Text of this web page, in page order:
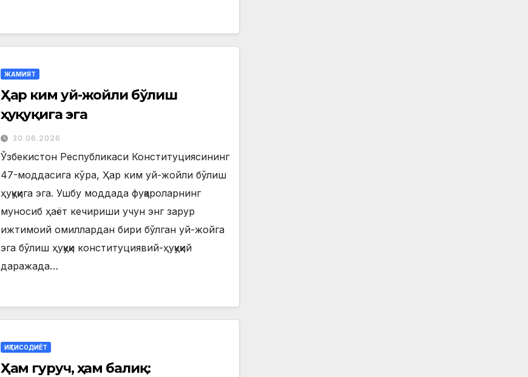
ЖАМИЯТ
Ҳар ким уй-жойли бўлиш
ҳуқуқига эга
30.06.2026
Ўзбекистон Республикаси Конституциясининг
47-моддасига кўра, Ҳар ким уй-жойли бўлиш
ҳуқуқига эга. Ушбу моддада фуқароларнинг
муносиб ҳаёт кечириши учун энг зарур
ижтимоий омиллардан бири бўлган уй-жойга
эга бўлиш ҳуқуқи конституциявий-ҳуқуқий
даражада…
ИҚТИСОДИЁТ
Ҳам гуруч, ҳам балиқ: